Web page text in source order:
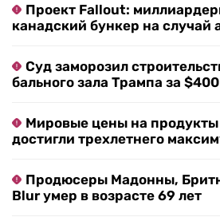
Проект Fallout:
канадский бункер на случай
Суд заморозил
бального зала Трампа за
Мировые цены на продукты
достигли трехлетнего
Продюсеры Мадонны,
Blur умер в возрасте 69 лет